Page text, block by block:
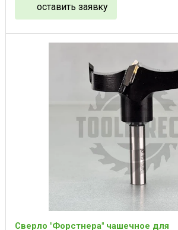
оставить заявку
Сверло "Форстнера" чашечное для